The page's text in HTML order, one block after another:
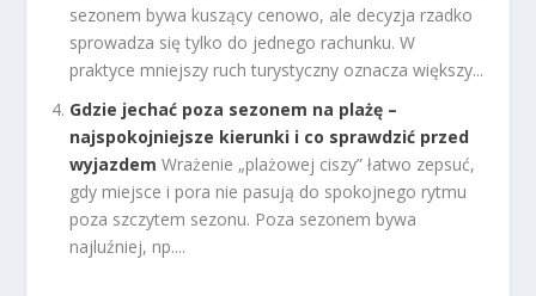
sezonem bywa kuszący cenowo, ale decyzja rzadko
sprowadza się tylko do jednego rachunku. W
praktyce mniejszy ruch turystyczny oznacza większy...
Gdzie jechać poza sezonem na plażę –
najspokojniejsze kierunki i co sprawdzić przed
wyjazdem Wrażenie „plażowej ciszy” łatwo zepsuć,
gdy miejsce i pora nie pasują do spokojnego rytmu
poza szczytem sezonu. Poza sezonem bywa
najluźniej, np....